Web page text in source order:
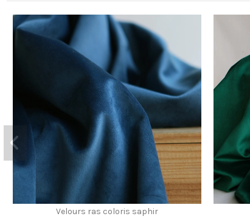
Velours ras coloris saphir